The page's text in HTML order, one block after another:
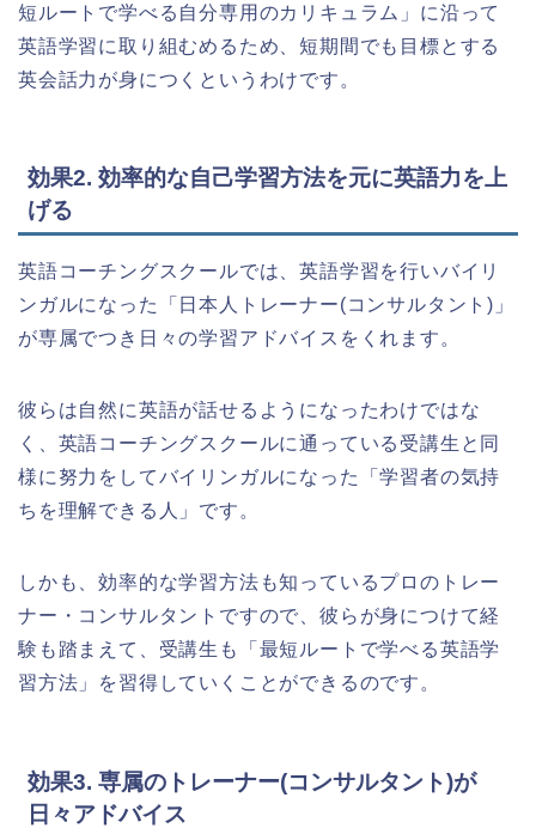
短ルートで学べる自分専用のカリキュラム」に沿って
英語学習に取り組むめるため、短期間でも目標とする
英会話力が身につくというわけです。
効果2. 効率的な自己学習方法を元に英語力を上
げる
英語コーチングスクールでは、英語学習を行いバイリ
ンガルになった「日本人トレーナー(コンサルタント)」
が専属でつき日々の学習アドバイスをくれます。
彼らは自然に英語が話せるようになったわけではな
く、英語コーチングスクールに通っている受講生と同
様に努力をしてバイリンガルになった「学習者の気持
ちを理解できる人」です。
しかも、効率的な学習方法も知っているプロのトレー
ナー・コンサルタントですので、彼らが身につけて経
験も踏まえて、受講生も「最短ルートで学べる英語学
習方法」を習得していくことができるのです。
効果3. 専属のトレーナー(コンサルタント)が
日々アドバイス